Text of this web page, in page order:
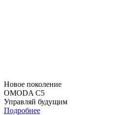
Новое поколение
OMODA C5
Управляй будущим
Подробнее